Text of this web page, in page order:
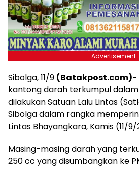
Advertisement
Sibolga, 11/9 (Batakpost.com)-
kantong darah terkumpul
dilakukan Satuan Lalu Lintas
Sibolga dalam rangka
Lintas Bhayangkara, Kamis (11/
Masing-masing darah yang
250 cc yang disumbangkan ke